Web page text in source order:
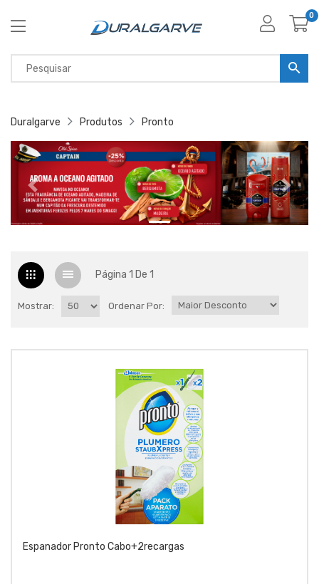
0
Duralgarve Produtos Pronto
Página 1 De 1
Mostrar: Ordenar Por:
Espanador Pronto Cabo+2recargas